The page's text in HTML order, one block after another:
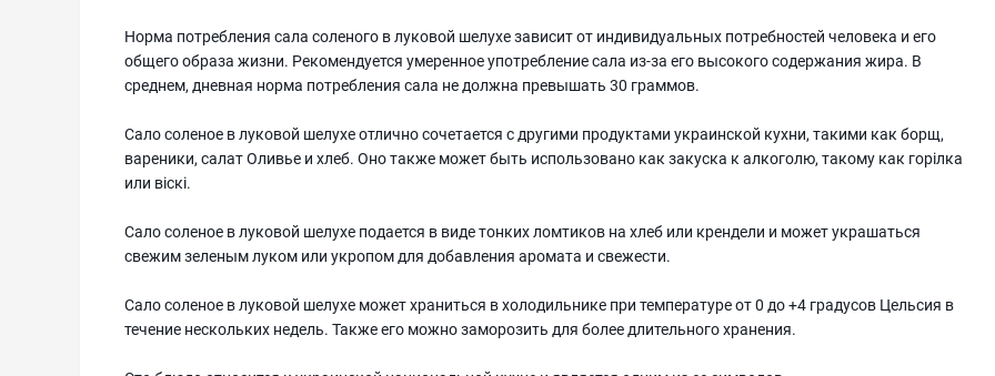
Норма потребления сала соленого в луковой шелухе зависит от индивидуальных потребностей человека и его
общего образа жизни. Рекомендуется умеренное употребление сала из-за его высокого содержания жира. В
среднем, дневная норма потребления сала не должна превышать 30 граммов.
Сало соленое в луковой шелухе отлично сочетается с другими продуктами украинской кухни, такими как борщ,
вареники, салат Оливье и хлеб. Оно также может быть использовано как закуска к алкоголю, такому как горілка
или віскі.
Сало соленое в луковой шелухе подается в виде тонких ломтиков на хлеб или крендели и может украшаться
свежим зеленым луком или укропом для добавления аромата и свежести.
Сало соленое в луковой шелухе может храниться в холодильнике при температуре от 0 до +4 градусов Цельсия в
течение нескольких недель. Также его можно заморозить для более длительного хранения.